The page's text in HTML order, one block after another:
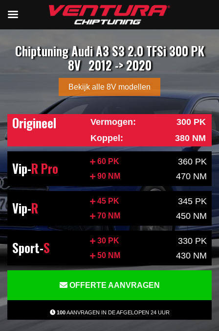
Chiptuning Audi A3 S3 2.0 TFSi 300 PK
8V 2012 -> 2020
Bekijk alle 8V modellen
Origineel Vermogen:
300 PK
Koppel:
380 NM
Vip-R Pro 60 PK 360 PK
90 NM 470 NM
Vip-R 45 PK 345 PK
70 NM 450 NM
Sport-S 30 PK 330 PK
50 NM 430 NM
OFFERTE AANVRAGEN
100AANVRAGEN IN DE AFGELOPEN 24 UUR